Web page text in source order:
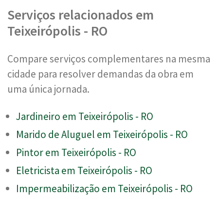
Serviços relacionados em
Teixeirópolis - RO
Compare serviços complementares na mesma
cidade para resolver demandas da obra em
uma única jornada.
Jardineiro em Teixeirópolis - RO
Marido de Aluguel em Teixeirópolis - RO
Pintor em Teixeirópolis - RO
Eletricista em Teixeirópolis - RO
Impermeabilização em Teixeirópolis - RO